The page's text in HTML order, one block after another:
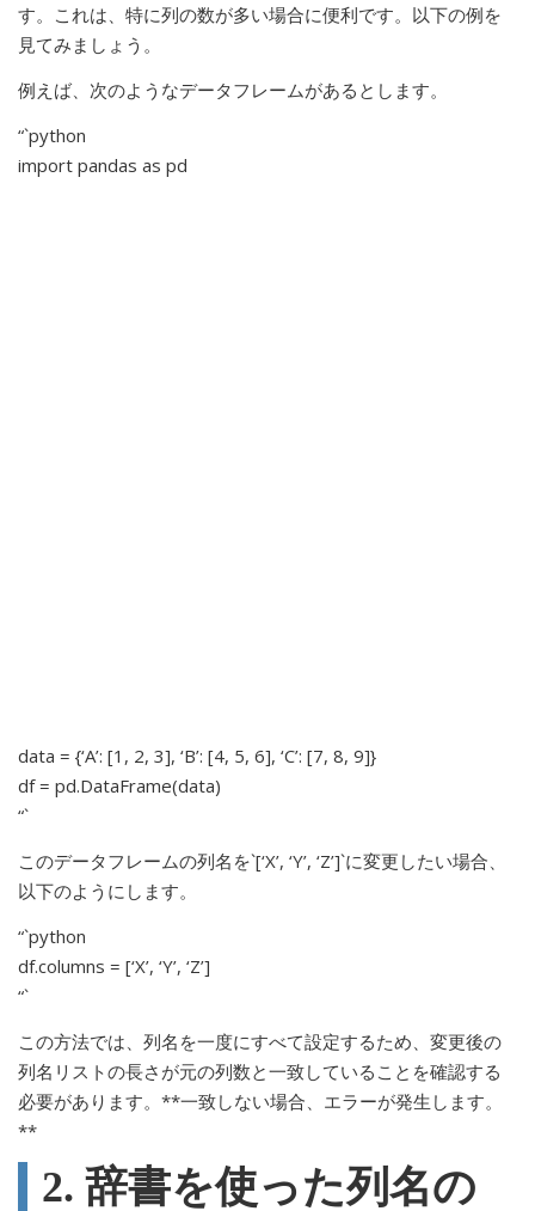
す。これは、特に列の数が多い場合に便利です。以下の例を
見てみましょう。
例えば、次のようなデータフレームがあるとします。
“`python
import pandas as pd
data = {‘A’: [1, 2, 3], ‘B’: [4, 5, 6], ‘C’: [7, 8, 9]}
df = pd.DataFrame(data)
“`
このデータフレームの列名を`[‘X’, ‘Y’, ‘Z’]`に変更したい場合、
以下のようにします。
“`python
df.columns = [‘X’, ‘Y’, ‘Z’]
“`
この方法では、列名を一度にすべて設定するため、変更後の
列名リストの長さが元の列数と一致していることを確認する
必要があります。**一致しない場合、エラーが発生します。
**
2. 辞書を使った列名の